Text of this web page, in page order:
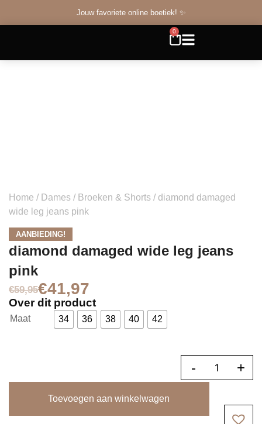
Jouw favoriete online boetiek! ✨
0
Home / Dames / Broeken & Shorts / diamond damaged
wide leg jeans pink
AANBIEDING!
diamond damaged wide leg jeans
pink
€59,95€41,97
Over dit product
Maat 34 36 38 40 42
- +
Toevoegen aan winkelwagen